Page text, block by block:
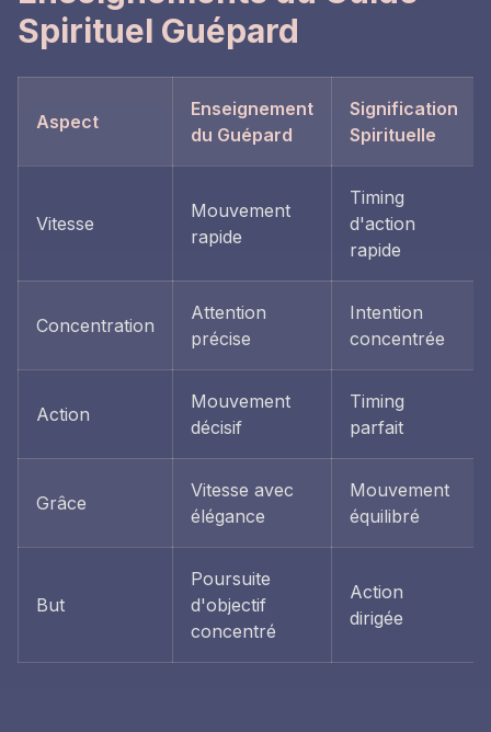
Spirituel Guépard
Aspect
Enseignement
du Guépard
Signification
Spirituelle
Vitesse
Mouvement
rapide
Timing
d'action
rapide
Concentration
Attention
précise
Intention
concentrée
Action
Mouvement
décisif
Timing
parfait
Grâce
Vitesse avec
élégance
Mouvement
équilibré
But
Poursuite
d'objectif
concentré
Action
dirigée